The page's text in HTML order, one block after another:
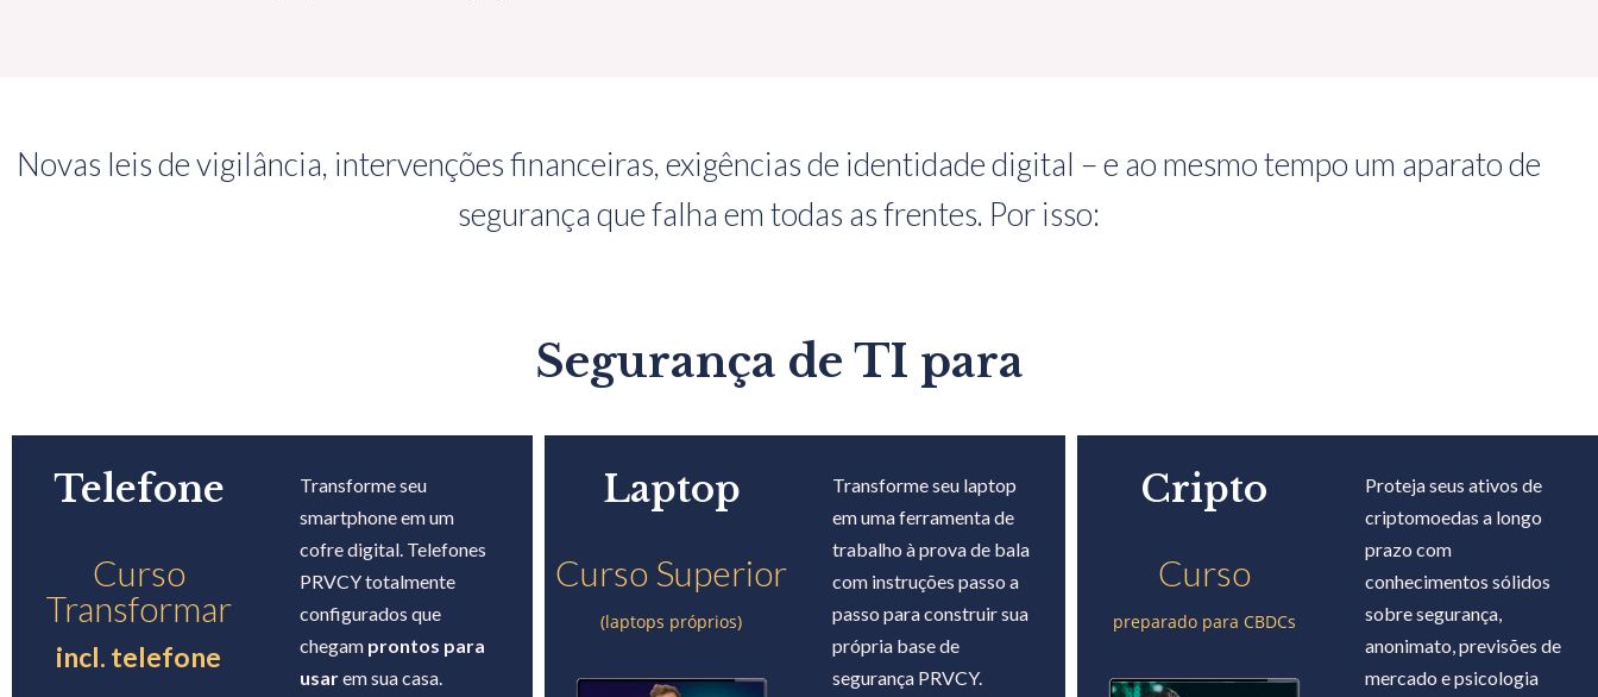
Novas leis de vigilância, intervenções financeiras, exigências de identidade digital – e ao mesmo tempo um aparato de
segurança que falha em todas as frentes. Por isso:
Segurança de TI para
Telefone
Curso
Transformar
incl. telefone
Transforme seu
smartphone em um
cofre digital. Telefones
PRVCY totalmente
configurados que
chegam prontos para
usarem sua casa.
Laptop
Curso Superior
(laptops próprios)
Transforme seu laptop
em uma ferramenta de
trabalho à prova de bala
com instruções passo a
passo para construir sua
própria base de
segurança PRVCY.
Cripto
Curso
preparado para CBDCs
Proteja seus ativos de
criptomoedas a longo
prazo com
conhecimentos sólidos
sobre segurança,
anonimato, previsões de
mercado e psicologia